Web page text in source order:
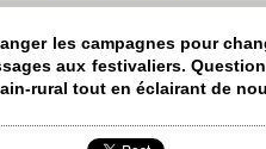
les campagnes pour
aux festi­valiers.
rural tout en éclairant de